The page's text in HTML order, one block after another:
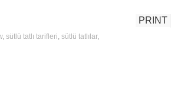
, sütlü tatlı tarifleri, sütlü tatlılar,
PRINT